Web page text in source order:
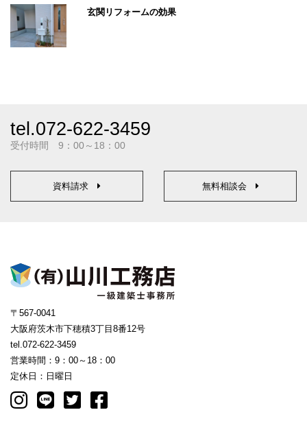
玄関リフォームの効果
tel.072-622-3459
受付時間 9：00～18：00
資料請求 無料相談会
〒567-0041
大阪府茨木市下穂積3丁目8番12号
tel.072-622-3459
営業時間：9：00～18：00
定休日：日曜日